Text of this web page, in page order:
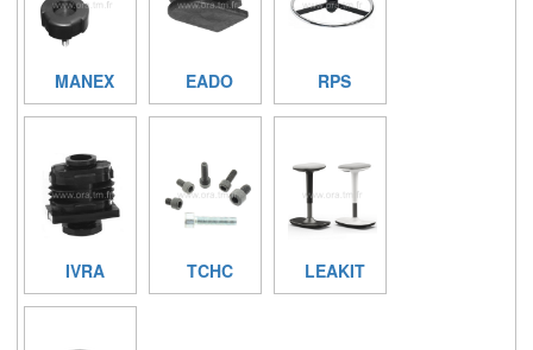
MANEX EADO RPS
IVRA TCHC LEAKIT